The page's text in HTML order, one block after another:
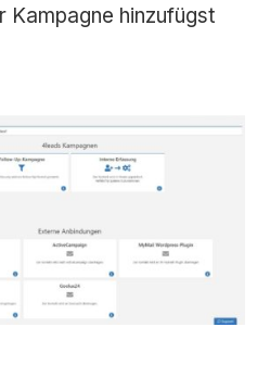
Kampagne hinzufügst